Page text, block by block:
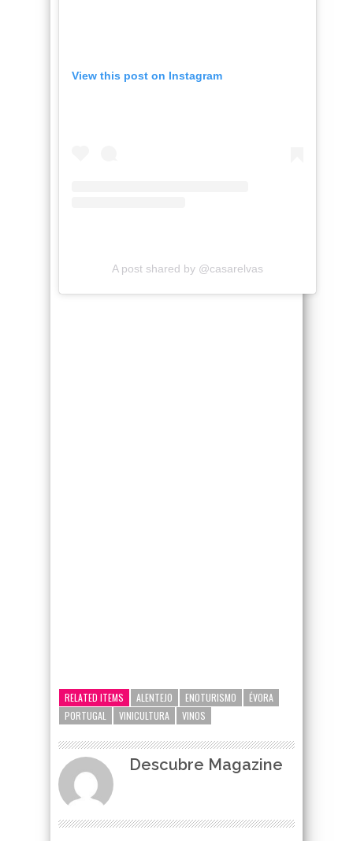
View this post on Instagram
A post shared by @casarelvas
RELATED ITEMS ALENTEJO ENOTURISMO
ÉVORA
PORTUGAL
VINICULTURA VINOS
Descubre Magazine